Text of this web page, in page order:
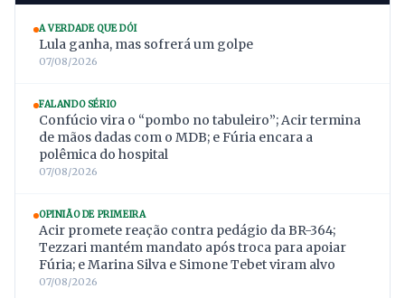
A VERDADE QUE DÓI
Lula ganha, mas sofrerá um golpe
07/08/2026
FALANDO SÉRIO
Confúcio vira o “pombo no tabuleiro”; Acir termina
de mãos dadas com o MDB; e Fúria encara a
polêmica do hospital
07/08/2026
OPINIÃO DE PRIMEIRA
Acir promete reação contra pedágio da BR-364;
Tezzari mantém mandato após troca para apoiar
Fúria; e Marina Silva e Simone Tebet viram alvo
07/08/2026